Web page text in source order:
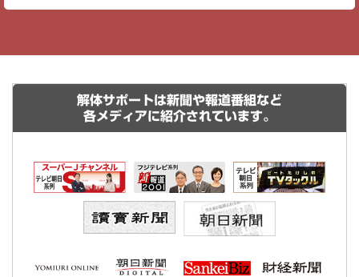
解体サポートは新聞や報道番組など
各メディアに紹介されています。